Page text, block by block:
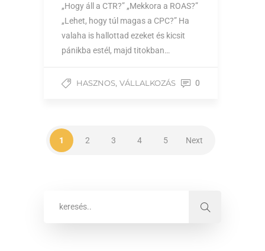
„Hogy áll a CTR?” „Mekkora a ROAS?”
„Lehet, hogy túl magas a CPC?” Ha
valaha is hallottad ezeket és kicsit
pánikba estél, majd titokban…
HASZNOS, VÁLLALKOZÁS 0
1 2 3 4 5 Next